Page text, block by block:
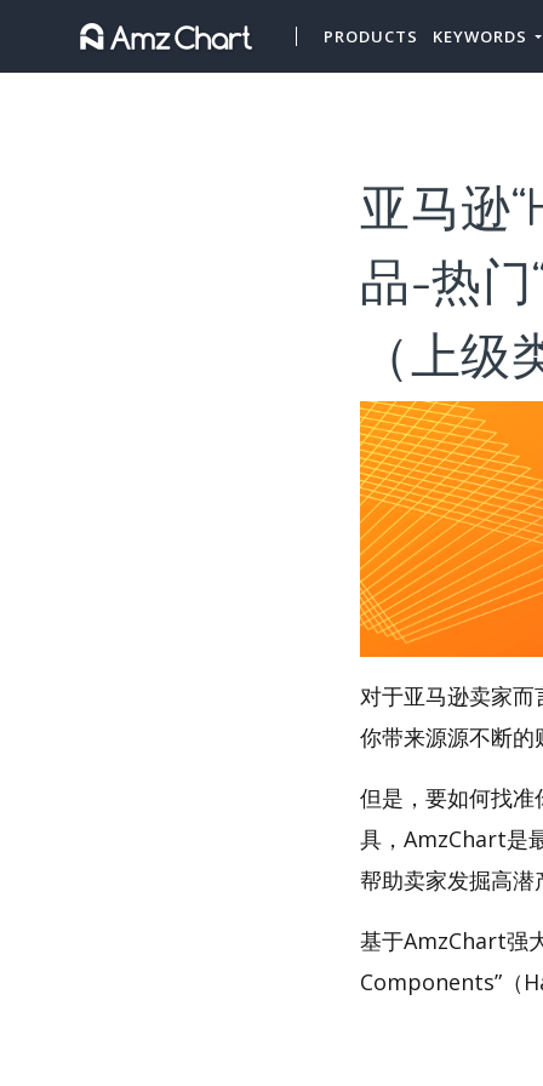
PRODUCTS KEYWORDS
亚马逊
品-热门
（上级
对于亚马逊卖家
你带来源源不断的
但是，要如何找
具，AmzChart是
帮助卖家发掘高
基于AmzChart强
Components”（